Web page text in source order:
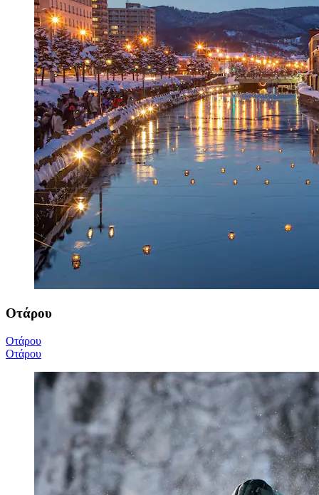
Οτάρου
Οτάρου
Οτάρου